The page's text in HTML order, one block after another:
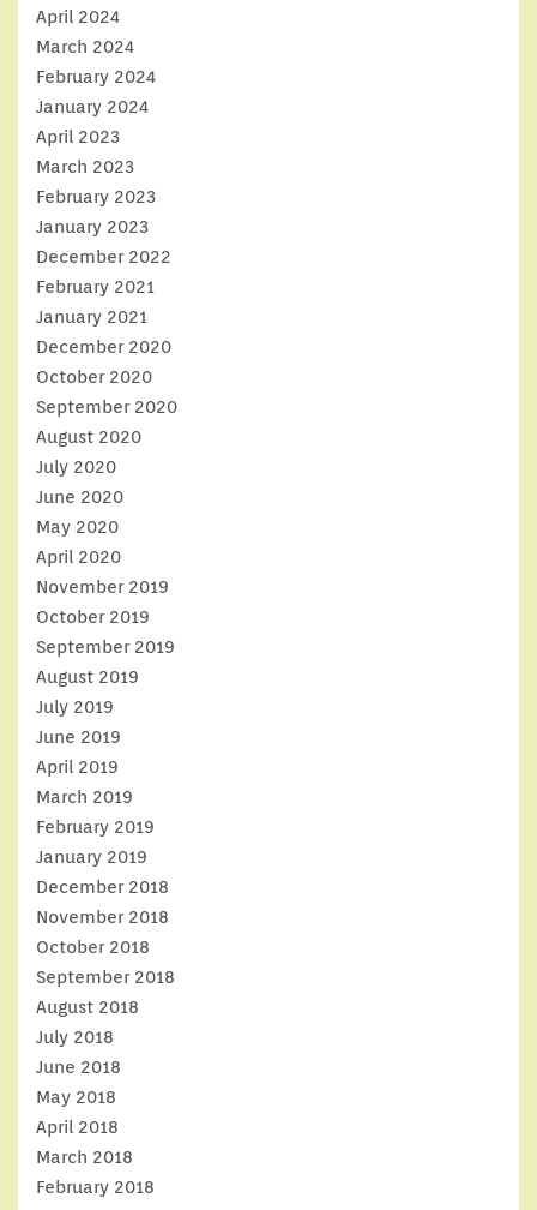
April 2024
March 2024
February 2024
January 2024
April 2023
March 2023
February 2023
January 2023
December 2022
February 2021
January 2021
December 2020
October 2020
September 2020
August 2020
July 2020
June 2020
May 2020
April 2020
November 2019
October 2019
September 2019
August 2019
July 2019
June 2019
April 2019
March 2019
February 2019
January 2019
December 2018
November 2018
October 2018
September 2018
August 2018
July 2018
June 2018
May 2018
April 2018
March 2018
February 2018